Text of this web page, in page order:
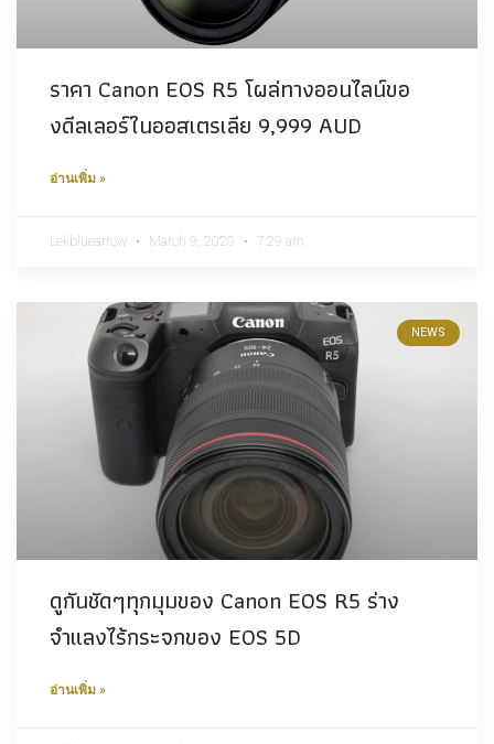
ราคา Canon EOS R5 โผล่ทางออนไลน์ขอ
งดีลเลอร์ในออสเตรเลีย 9,999 AUD
อ่านเพิ่ม »
Lekbluearrow March 9, 2020 7:29 am
NEWS
ดูกันชัดๆทุกมุมของ Canon EOS R5 ร่าง
จำแลงไร้กระจกของ EOS 5D
อ่านเพิ่ม »